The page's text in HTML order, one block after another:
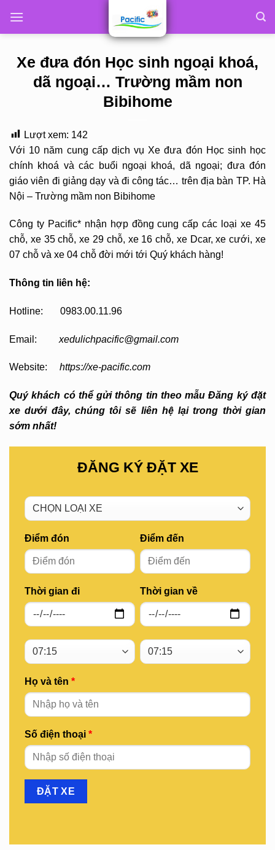
Xe đưa đón Học sinh ngoại khoá,
dã ngoại… Trường mầm non
Bibihome
Lượt xem: 142
Với 10 năm cung cấp dịch vụ Xe đưa đón Học sinh học
chính khoá và các buổi ngoại khoá, dã ngoại; đưa đón
giáo viên đi giảng dạy và đi công tác… trên địa bàn TP. Hà
Nội – Trường mầm non Bibihome
Công ty Pacific* nhận hợp đồng cung cấp các loại xe 45
chỗ, xe 35 chỗ, xe 29 chỗ, xe 16 chỗ, xe Dcar, xe cưới, xe
07 chỗ và xe 04 chỗ đời mới tới Quý khách hàng!
Thông tin liên hệ:
Hotline: 0983.00.11.96
Email: xedulichpacific@gmail.com
Website: https://xe-pacific.com
Quý khách có thể gửi thông tin theo mẫu Đăng ký đặt
xe dưới đây, chúng tôi sẽ liên hệ lại trong thời gian
sớm nhất!
ĐĂNG KÝ ĐẶT XE
Điểm đón
Thời gian đi
Điểm đến
Thời gian về
Họ và tên *
Số điện thoại *